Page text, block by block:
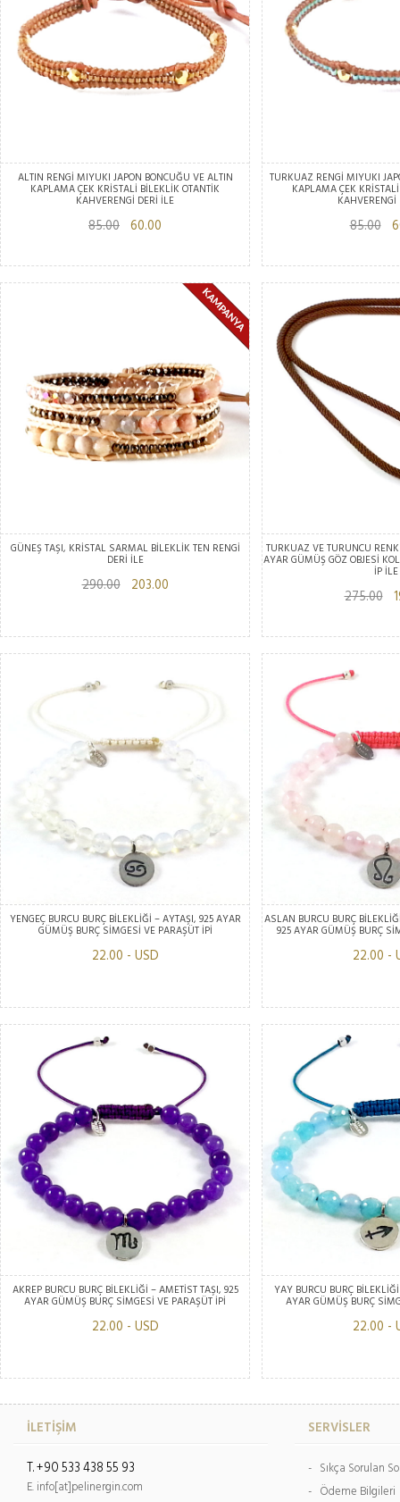
ALTIN RENGİ MIYUKI JAPON BONCUĞU VE ALTIN
KAPLAMA ÇEK KRİSTALİ BİLEKLİK OTANTİK
KAHVERENGİ DERİ İLE
85.00 60.00
TURKUAZ RENGİ MIYUKI
KAPLAMA ÇEK
KAHVERENGİ
85.00
GÜNEŞ TAŞI, KRİSTAL SARMAL BİLEKLİK TEN RENGİ
DERİ İLE
290.00203.00
TURKUAZ VE TURUNCU
AYAR GÜMÜŞ GÖZ OBJESİ
İP İLE
275.00
YENGEÇ BURCU BURÇ BİLEKLİĞİ – AYTAŞI, 925 AYAR
GÜMÜŞ BURÇ SİMGESİ VE PARAŞÜT İPİ
22.00 - USD
ASLAN BURCU BURÇ
925 AYAR GÜMÜŞ BURÇ
22.00 -
AKREP BURCU BURÇ BİLEKLİĞİ – AMETİST TAŞI, 925
AYAR GÜMÜŞ BURÇ SİMGESİ VE PARAŞÜT İPİ
22.00 - USD
YAY BURCU BURÇ
AYAR GÜMÜŞ BURÇ
22.00 -
İLETİŞİM
T. +90 533 438 55 93
E. info[at]pelinergin.com
SERVİSLER
- Sıkça Sorulan
- Ödeme Bilgileri